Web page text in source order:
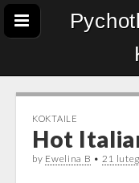
KOKTAILE
Hot
by Ewelina B • 21